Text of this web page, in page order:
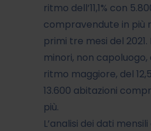
ritmo dell’11,1% con
compravendute in più
primi tre mesi del 2021.
minori, non
ritmo maggiore, del
13.600 abitazioni
più.
L’analisi dei dati